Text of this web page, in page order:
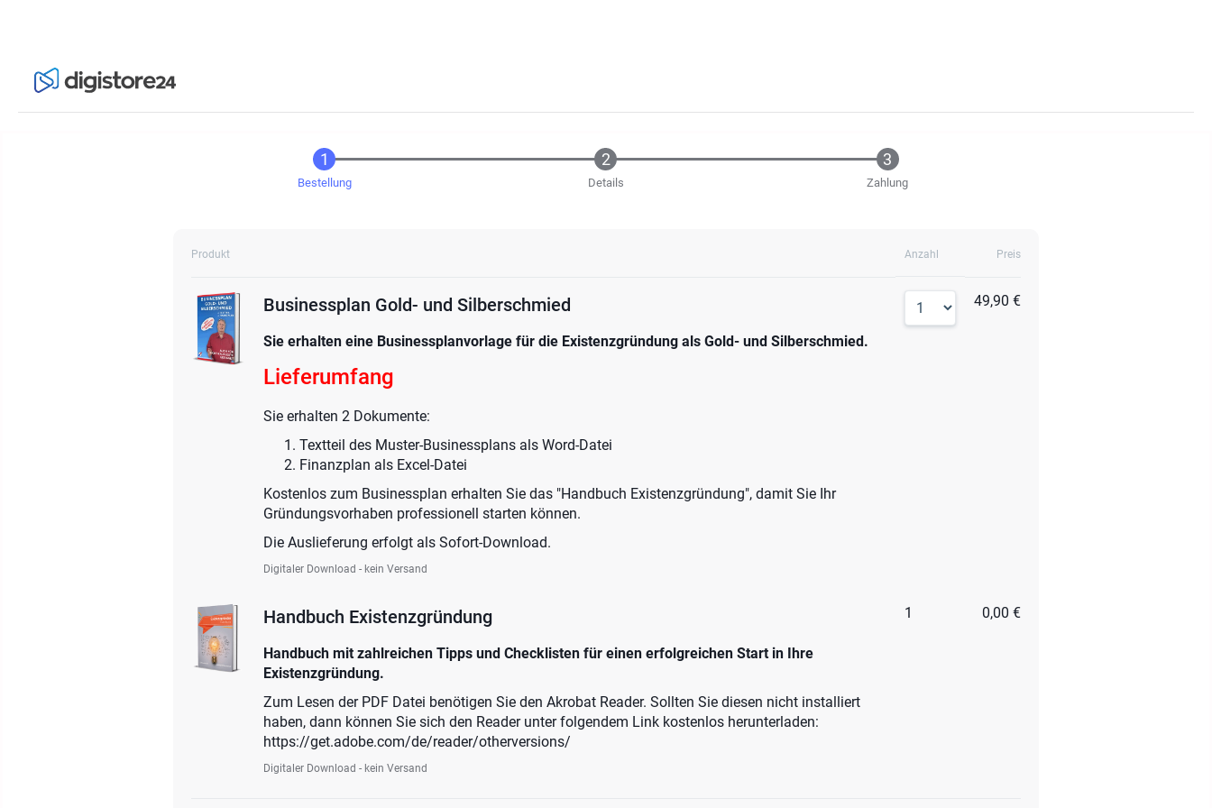
Bestellung Details Zahlung
Produkt Anzahl Preis
Businessplan Gold- und Silberschmied
Sie erhalten eine Businessplanvorlage für die Existenzgründung als Gold- und Silberschmied.
Lieferumfang
Sie erhalten 2 Dokumente:
Textteil des Muster-Businessplans als Word-Datei
Finanzplan als Excel-Datei
Kostenlos zum Businessplan erhalten Sie das "Handbuch Existenzgründung", damit Sie Ihr
Gründungsvorhaben professionell starten können.
Die Auslieferung erfolgt als Sofort-Download.
Digitaler Download - kein Versand
49,90 €
Handbuch Existenzgründung
Handbuch mit zahlreichen Tipps und Checklisten für einen erfolgreichen Start in Ihre
Existenzgründung.
Zum Lesen der PDF Datei benötigen Sie den Akrobat Reader. Sollten Sie diesen nicht installiert
haben, dann können Sie sich den Reader unter folgendem Link kostenlos herunterladen:
https://get.adobe.com/de/reader/otherversions/
Digitaler Download - kein Versand
1 0,00 €